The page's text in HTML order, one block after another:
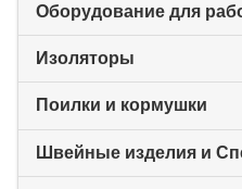
Оборудование для
Изоляторы
Поилки и кормушки
Швейные изделия и